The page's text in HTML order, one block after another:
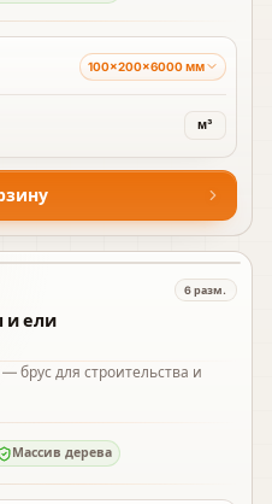
100×200×6000 мм
м³
6разм.
и ели
брус для строительства и
Массив дерева